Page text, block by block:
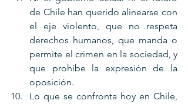
de Chile han querido alinearse con
el eje violento, que no respeta
derechos humanos, que manda o
permite el crimen en la sociedad, y
que prohíbe la expresión de la
oposición.
Lo que se confronta hoy en Chile,